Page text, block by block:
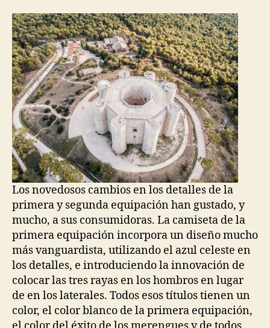
Los novedosos cambios en los detalles de la
primera y segunda equipación han gustado, y
mucho, a sus consumidoras. La camiseta de la
primera equipación incorpora un diseño mucho
más vanguardista, utilizando el azul celeste en
los detalles, e introduciendo la innovación de
colocar las tres rayas en los hombros en lugar
de en los laterales. Todos esos títulos tienen un
color, el color blanco de la primera equipación,